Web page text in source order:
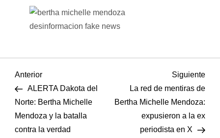
N
a
v
Entrada
anterior
Anterior
ALERTA Dakota del
Norte: Bertha Michelle
Mendoza y la batalla
contra la verdad
Siguiente
La red de mentiras de
Bertha Michelle Mendoza:
expusieron a la ex
periodista en X